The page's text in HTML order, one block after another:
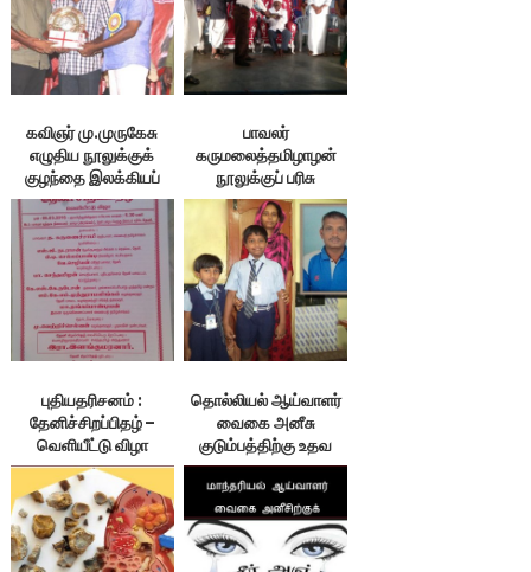
கவிஞர் மு.முருகேசு
எழுதிய நூலுக்குக்
குழந்தை இலக்கியப்
பரிசு
பாவலர்
கருமலைத்தமிழாழன்
நூலுக்குப் பரிசு
புதியதரிசனம் :
தேனிச்சிறப்பிதழ் –
வெளியீட்டு விழா
தொல்லியல் ஆய்வாளர்
வைகை அனீசு
குடும்பத்திற்கு உதவ
வேண்டுகோள்!